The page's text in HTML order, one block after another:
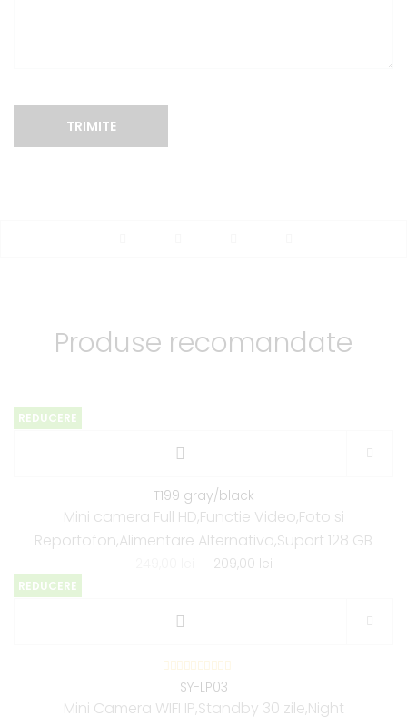
Produse recomandate
REDUCERE
T199 gray/black
Mini camera Full HD,Functie Video,Foto si
Reportofon,Alimentare Alternativa,Suport 128 GB
209,00 lei
REDUCERE
SY-LP03
Mini Camera WIFI IP,Standby 30 zile,Night